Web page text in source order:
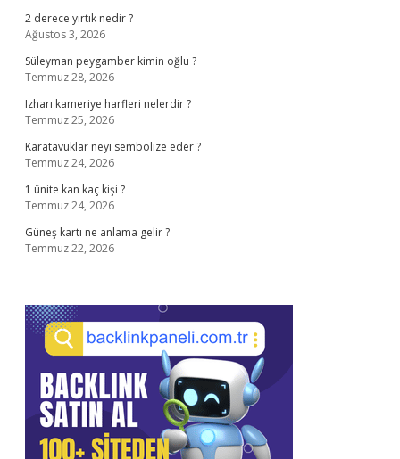
2 derece yırtık nedir ?
Ağustos 3, 2026
Süleyman peygamber kimin oğlu ?
Temmuz 28, 2026
Izharı kameriye harfleri nelerdir ?
Temmuz 25, 2026
Karatavuklar neyi sembolize eder ?
Temmuz 24, 2026
1 ünite kan kaç kişi ?
Temmuz 24, 2026
Güneş kartı ne anlama gelir ?
Temmuz 22, 2026